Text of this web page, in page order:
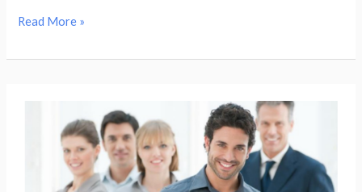
Read More »